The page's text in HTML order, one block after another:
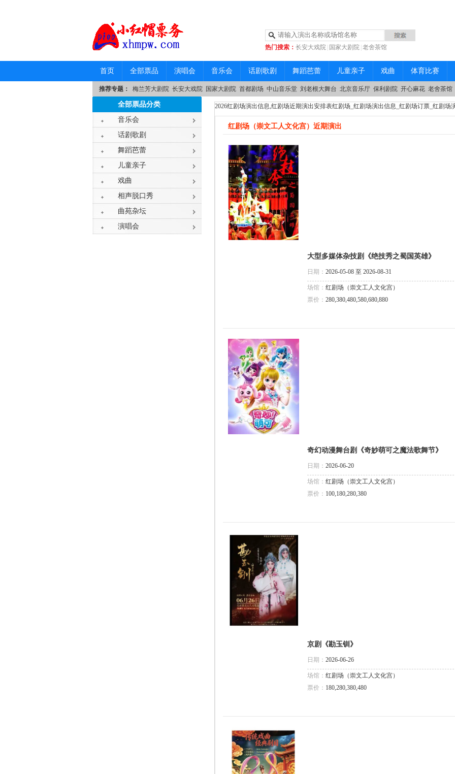
热门搜索： 长安大戏院 国家大剧院 老舍茶馆
|中山音乐堂
首页 全部票品 演唱会 音乐会 话剧歌剧 舞蹈芭蕾 儿童亲子 戏曲 体育比赛
推荐专题： 梅兰芳大剧院 长安大戏院 国家大剧院 首都剧场 中山音乐堂 刘老根大舞台 北京音乐厅 保利剧院 开心麻花 老舍茶馆
全部票品分类
音乐会
话剧歌剧
舞蹈芭蕾
儿童亲子
戏曲
相声脱口秀
曲苑杂坛
演唱会
2026红剧场演出信息,红剧场近期演出安排表红剧场_红剧场演出信息_红剧场订票_红剧场
红剧场（崇文工人文化宫）近期演出
大型多媒体杂技剧《绝技秀之蜀国英雄》
日期： 2026-05-08 至 2026-08-31
场馆： 红剧场（崇文工人文化宫）
票价： 280,380,480,580,680,880
奇幻动漫舞台剧《奇妙萌可之魔法歌舞节》
日期： 2026-06-20
场馆： 红剧场（崇文工人文化宫）
票价： 100,180,280,380
京剧《勘玉钏》
日期： 2026-06-26
场馆： 红剧场（崇文工人文化宫）
票价： 180,280,380,480